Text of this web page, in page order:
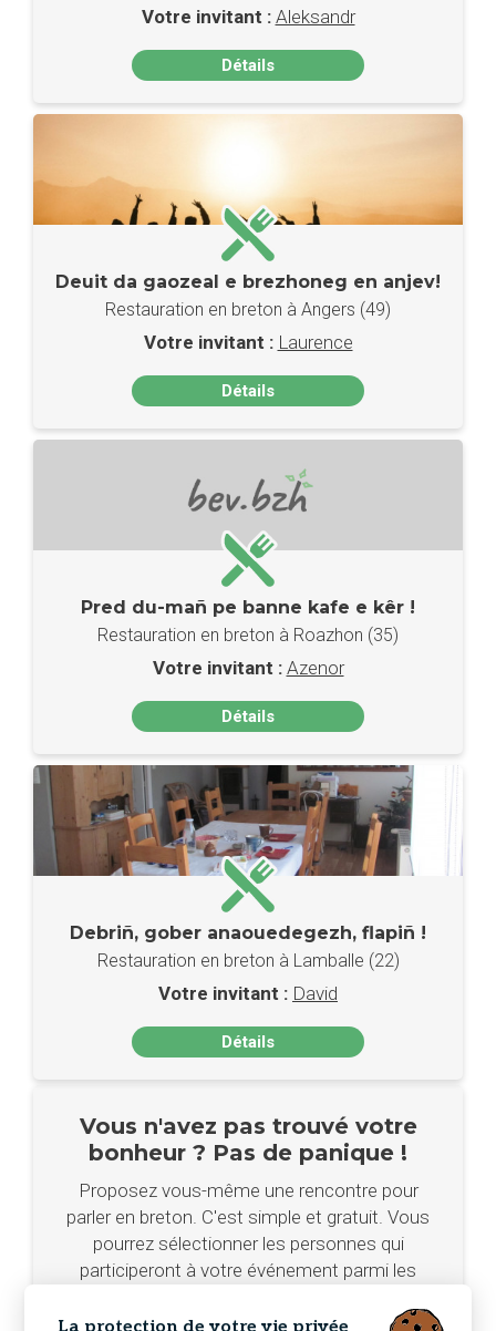
Votre invitant : Aleksandr
Détails
Deuit da gaozeal e brezhoneg en anjev!
Restauration en breton à Angers (49)
Votre invitant : Laurence
Détails
Pred du-mañ pe banne kafe e kêr !
Restauration en breton à Roazhon (35)
Votre invitant : Azenor
Détails
Debriñ, gober anaouedegezh, flapiñ !
Restauration en breton à Lamballe (22)
Votre invitant : David
Détails
Vous n'avez pas trouvé votre
bonheur ? Pas de panique !
Proposez vous-même une rencontre pour
parler en breton. C'est simple et gratuit. Vous
pourrez sélectionner les personnes qui
participeront à votre événement parmi les